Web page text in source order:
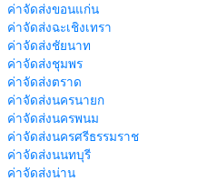
ค่าจัดส่งขอนแก่น
ค่าจัดส่งฉะเชิงเทรา
ค่าจัดส่งชัยนาท
ค่าจัดส่งชุมพร
ค่าจัดส่งตราด
ค่าจัดส่งนครนายก
ค่าจัดส่งนครพนม
ค่าจัดส่งนครศรีธรรมราช
ค่าจัดส่งนนทบุรี
ค่าจัดส่งน่าน